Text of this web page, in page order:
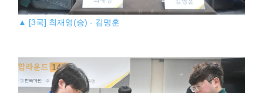
▲ [3국] 최재영(승) - 김명훈